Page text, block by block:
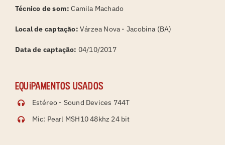
Técnico de som: Camila Machado
Local de captação: Várzea Nova - Jacobina (BA)
Data de captação: 04/10/2017
Equipamentos usados
Estéreo - Sound Devices 744T
Mic: Pearl MSH10 48khz 24 bit